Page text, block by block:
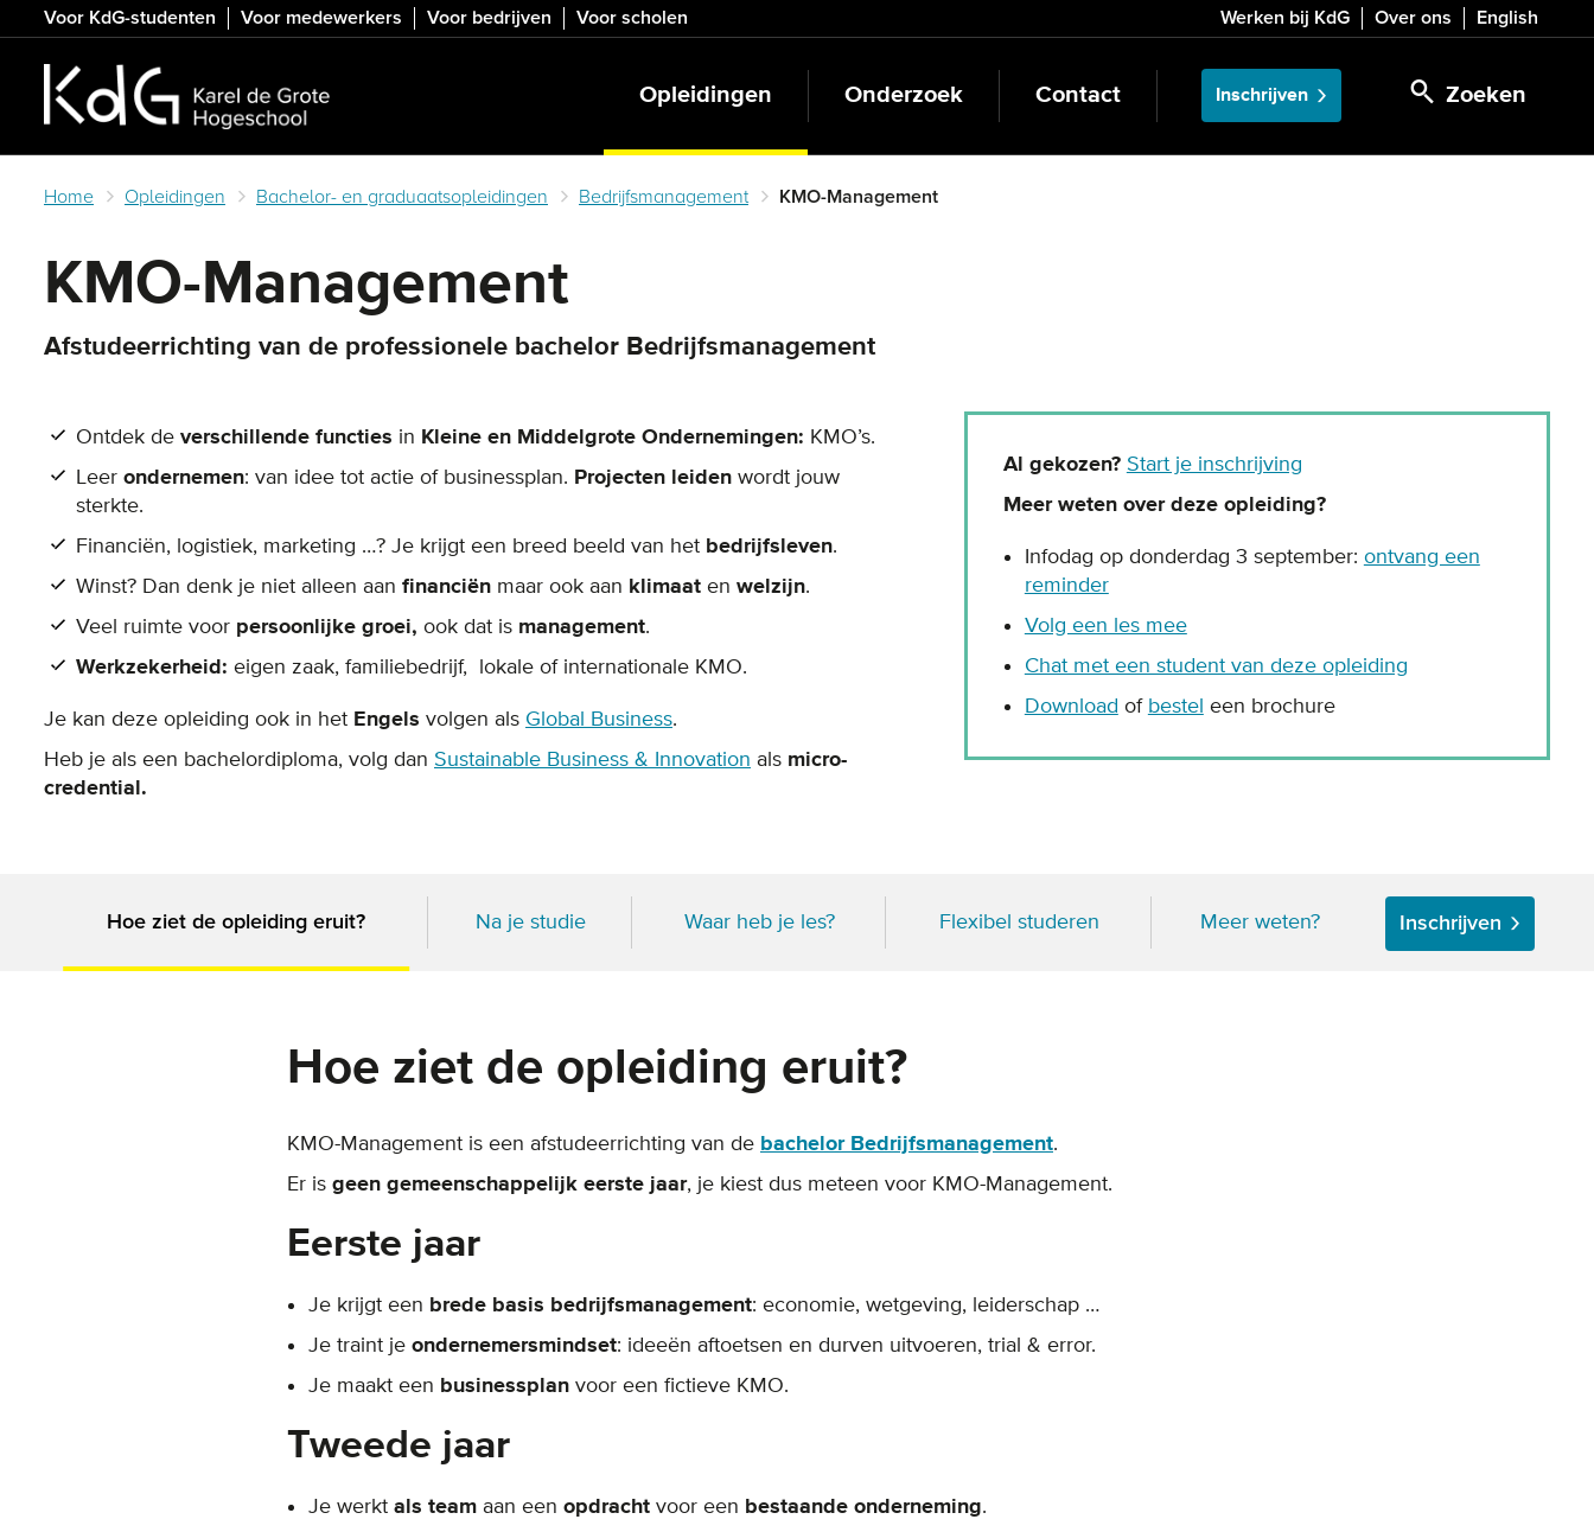
to
main
content
Voor KdG-studenten Voor medewerkers Voor bedrijven Voor scholen Werken bij KdG Over ons English
Zoeken
Opleidingen Onderzoek Contact Inschrijven
Home Opleidingen Bachelor- en graduaatsopleidingen Bedrijfsmanagement KMO-Management
KMO-Management
Afstudeerrichting van de professionele bachelor Bedrijfsmanagement
Ontdek de verschillende functies in Kleine en Middelgrote Ondernemingen: KMO’s.
Leer ondernemen: van idee tot actie of businessplan. Projecten leiden wordt jouw
sterkte.
Financiën, logistiek, marketing …? Je krijgt een breed beeld van het bedrijfsleven.
Winst? Dan denk je niet alleen aan financiën maar ook aan klimaat en welzijn.
Veel ruimte voor persoonlijke groei, ook dat is management.
Werkzekerheid: eigen zaak, familiebedrijf, lokale of internationale KMO.
Je kan deze opleiding ook in het Engels volgen als Global Business.
Heb je als een bachelordiploma, volg dan Sustainable Business & Innovation als micro-
credential.
Al gekozen? Start je inschrijving
Meer weten over deze opleiding?
Infodag op donderdag 3 september: ontvang een
reminder
Volg een les mee
Chat met een student van deze opleiding
Download of bestel een brochure
Hoe ziet de opleiding eruit? Na je studie Waar heb je les? Flexibel studeren Meer weten? Inschrijven
Hoe ziet de opleiding eruit?
KMO-Management is een afstudeerrichting van de bachelor Bedrijfsmanagement.
Er is geen gemeenschappelijk eerste jaar, je kiest dus meteen voor KMO-Management.
Eerste jaar
Je krijgt een brede basis bedrijfsmanagement: economie, wetgeving, leiderschap …
Je traint je ondernemersmindset: ideeën aftoetsen en durven uitvoeren, trial & error.
Je maakt een businessplan voor een fictieve KMO.
Tweede jaar
Je werkt als team aan een opdracht voor een bestaande onderneming.